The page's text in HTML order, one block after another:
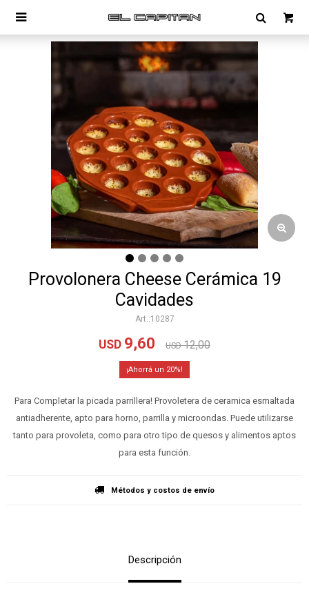

Provolonera Cheese Cerámica 19
Cavidades
10287
USD 9,60 USD 12,00
20
Para Completar la picada parrillera! Provoletera de ceramica esmaltada
antiadherente, apto para horno, parrilla y microondas. Puede utilizarse
tanto para provoleta, como para otro tipo de quesos y alimentos aptos
para esta función.
Métodos y costos de envío
Descripción